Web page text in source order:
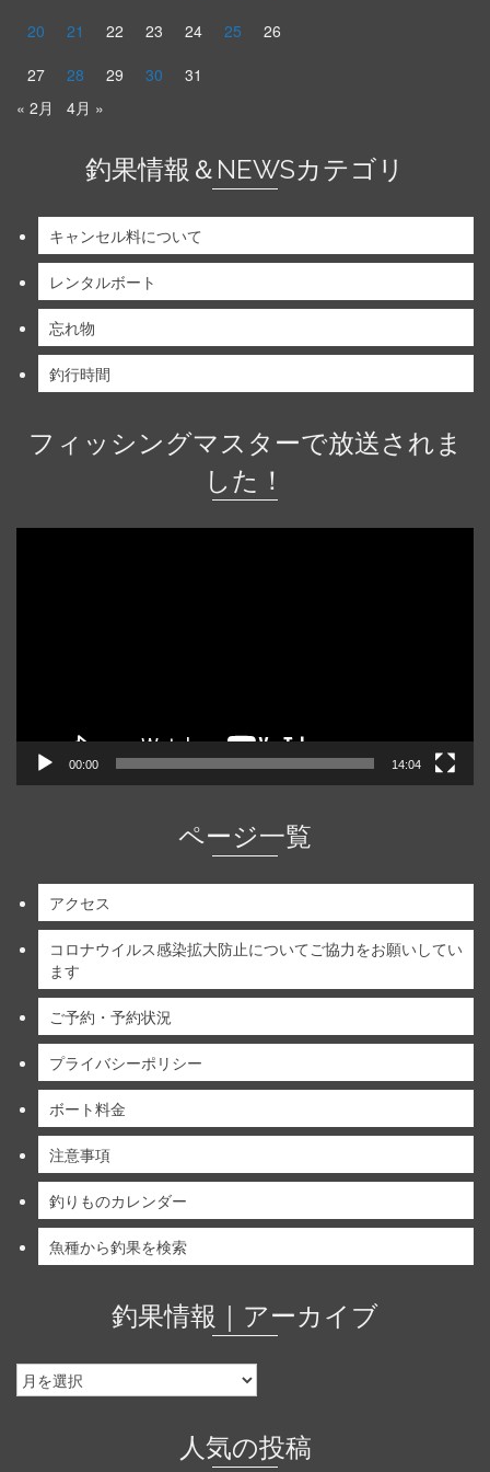
20
21 22 23 24 25
26
27
28 29 30
31
« 2月
4月 »
釣果情報＆NEWSカテゴリ
キャンセル料について
レンタルボート
忘れ物
釣行時間
フィッシングマスターで放送されま
した！
00:00 14:04
ページ一覧
アクセス
コロナウイルス感染拡大防止についてご協力をお願いしてい
ます
ご予約・予約状況
プライバシーポリシー
ボート料金
注意事項
釣りものカレンダー
魚種から釣果を検索
釣果情報｜アーカイブ
釣
果
人気の投稿